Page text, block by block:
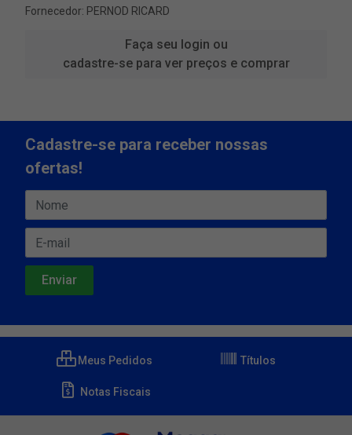
Fornecedor: PERNOD RICARD
Faça seu login ou
cadastre-se para ver preços e comprar
Cadastre-se para receber nossas
ofertas!
Meus Pedidos Títulos
Notas Fiscais